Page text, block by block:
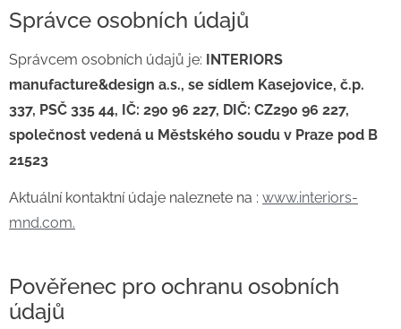
Správce osobních údajů
Správcem osobních údajů je: INTERIORS
manufacture&design a.s., se sídlem Kasejovice, č.p.
337, PSČ 335 44, IČ: 290 96 227, DIČ: CZ290 96 227,
společnost vedená u Městského soudu v Praze pod B
21523
Aktuální kontaktní údaje naleznete na : www.interiors-
mnd.com.
Pověřenec pro ochranu osobních
údajů